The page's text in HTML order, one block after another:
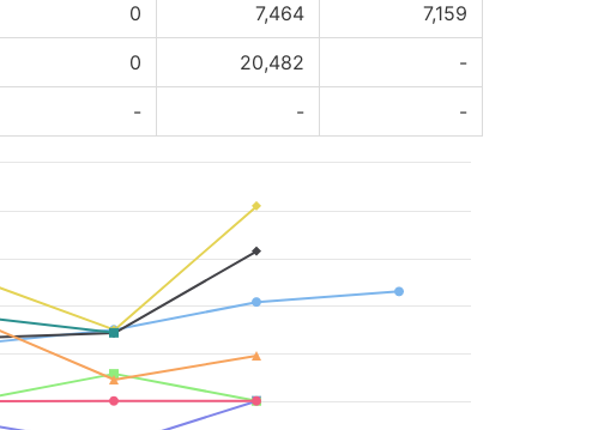
0 7,464 7,159
0 20,482 -
- - -